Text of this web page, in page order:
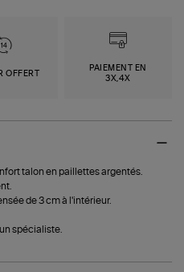
OFFERT
PAIEMENT EN
3X,4X
talon en paillettes argentés.
de 3 cm à l'intérieur.
spécialiste.